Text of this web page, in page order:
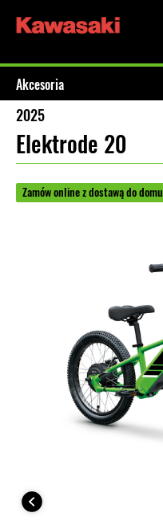
Akcesoria
2025
Elektrode 20
Zamów online z dostawą do domu